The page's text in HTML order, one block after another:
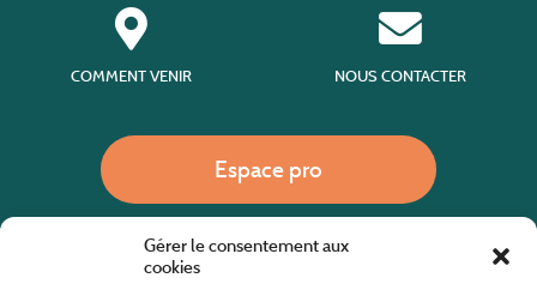
Gérer le consentement aux
cookies
COMMENT VENIR NOUS CONTACTER
Espace pro